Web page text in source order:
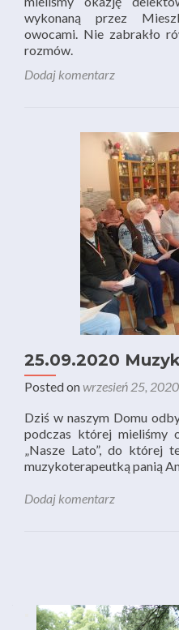
wykonaną przez
owocami. Nie zabrakło
rozmów.
Dodaj komentarz
25.09.2020
Posted onwrzesień 25, 2020
Dziś w naszym Domu
podczas której mieliśmy
„Nasze Lato”, do której
muzykoterapeutką panią
Dodaj komentarz